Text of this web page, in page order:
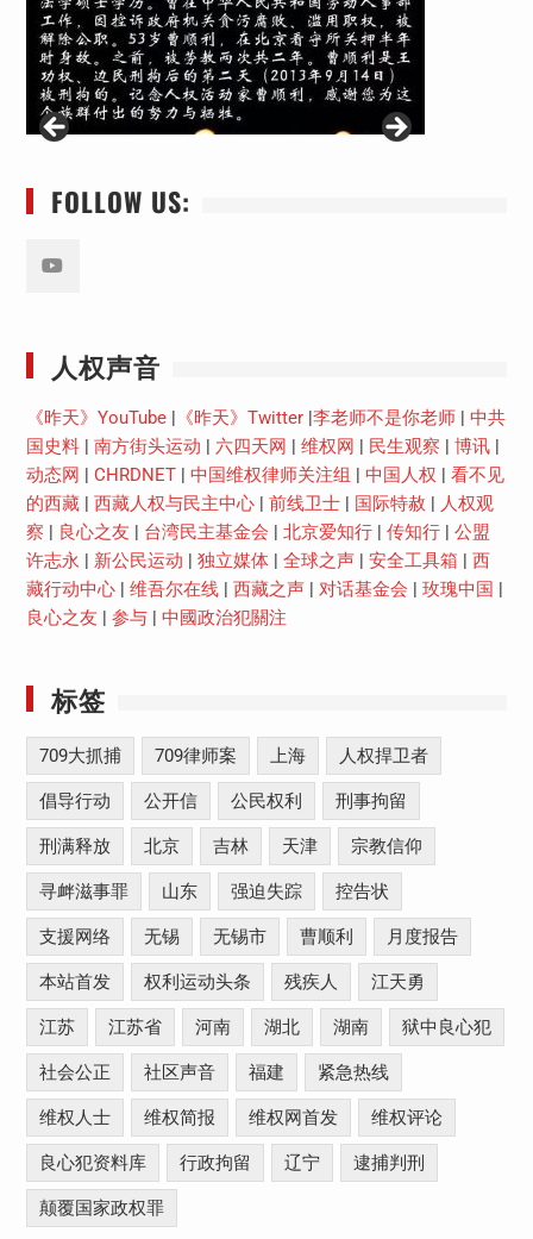
FOLLOW US:
人权声音
《昨天》YouTube| 《昨天》Twitter|李老师不是你老师| 中共
国史料| 南方街头运动 | 六四天网 | 维权网 | 民生观察 | 博讯|
动态网 | CHRDNET| 中国维权律师关注组 | 中国人权 | 看不见
的西藏| 西藏人权与民主中心| 前线卫士| 国际特赦 | 人权观
察 | 良心之友 | 台湾民主基金会 | 北京爱知行| 传知行| 公盟
许志永 | 新公民运动 | 独立媒体| 全球之声| 安全工具箱 | 西
藏行动中心| 维吾尔在线| 西藏之声| 对话基金会 | 玫瑰中国 |
良心之友 | 参与| 中國政治犯關注
标签
709大抓捕 709律师案 上海 人权捍卫者
倡导行动 公开信 公民权利 刑事拘留
刑满释放 北京 吉林 天津 宗教信仰
寻衅滋事罪 山东 强迫失踪 控告状
支援网络 无锡 无锡市 曹顺利 月度报告
本站首发 权利运动头条 残疾人 江天勇
江苏 江苏省 河南 湖北 湖南 狱中良心犯
社会公正 社区声音 福建 紧急热线
维权人士 维权简报 维权网首发 维权评论
良心犯资料库 行政拘留 辽宁 逮捕判刑
颠覆国家政权罪